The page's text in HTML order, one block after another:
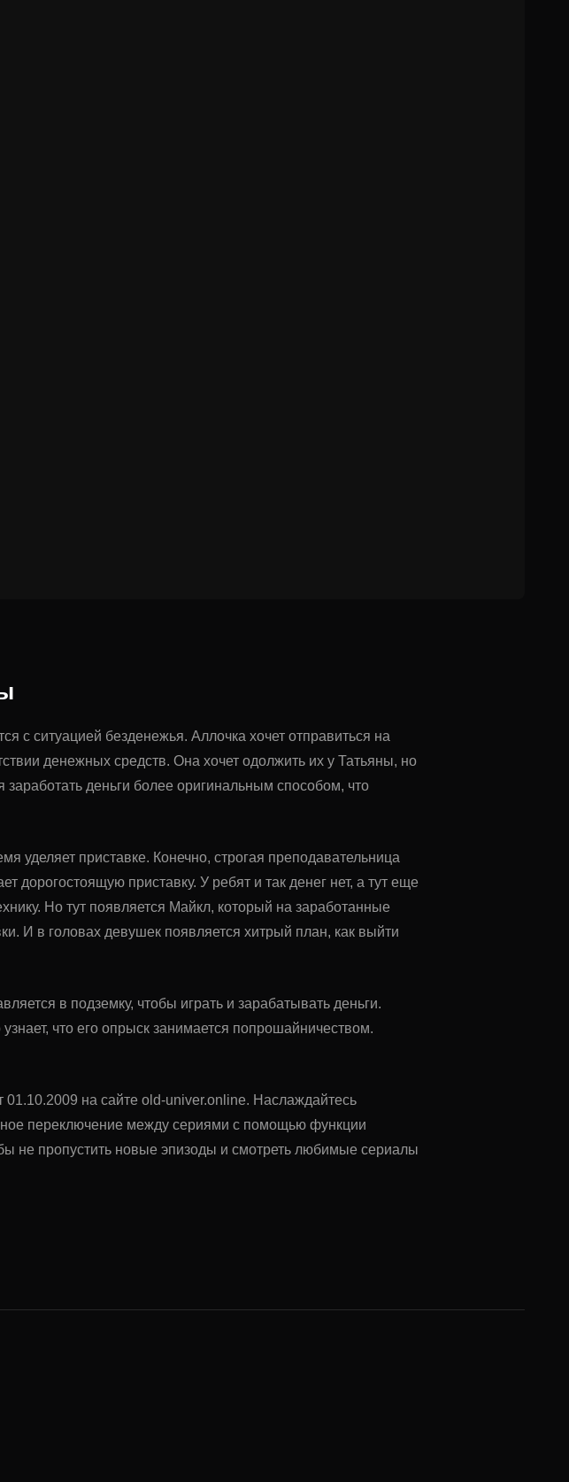
с ситуацией безденежья. Аллочка хочет отправиться на
денежных средств. Она хочет одолжить их у Татьяны, но
деньги более оригинальным способом, что
уделяет приставке. Конечно, строгая преподавательница
дорогостоящую приставку. У ребят и так денег нет, а тут еще
Но тут появляется Майкл, который на заработанные
И в головах девушек появляется хитрый план, как выйти
в подземку, чтобы играть и зарабатывать деньги.
что его опрыск занимается попрошайничеством.
на сайте old-univer.online. Наслаждайтесь
переключение между сериями с помощью функции
не пропустить новые эпизоды и смотреть любимые сериалы